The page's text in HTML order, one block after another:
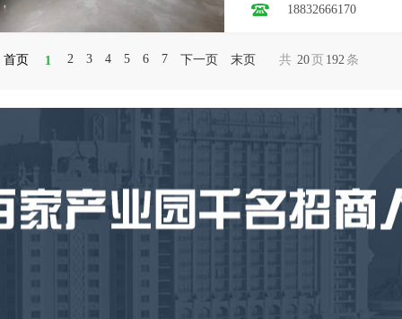
18832666170
首页 1 2 3 4 5 6 7 下一页 末页 共 20 页 192 条